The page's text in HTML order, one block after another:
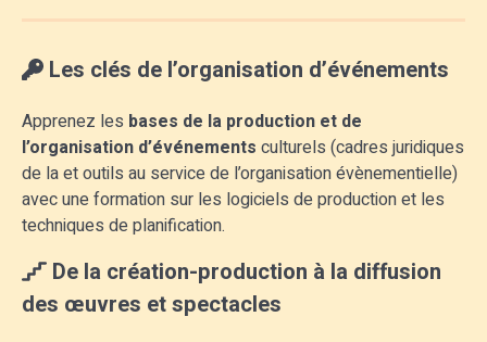
Les clés de l’organisation d’événements
Apprenez les bases de la production et de
l’organisation d’événements culturels (cadres juridiques
de la et outils au service de l’organisation évènementielle)
avec une formation sur les logiciels de production et les
techniques de planification.
De la création-production à la diffusion
des œuvres et spectacles